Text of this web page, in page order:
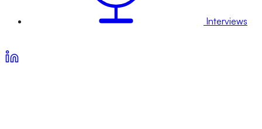
Interviews